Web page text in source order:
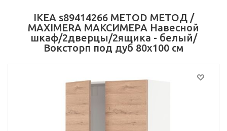
IKEA s89414266 METOD МЕТОД /
MAXIMERA МАКСИМЕРА Навесной
шкаф/2дверцы/2ящика - белый/
Воксторп под дуб 80x100 см